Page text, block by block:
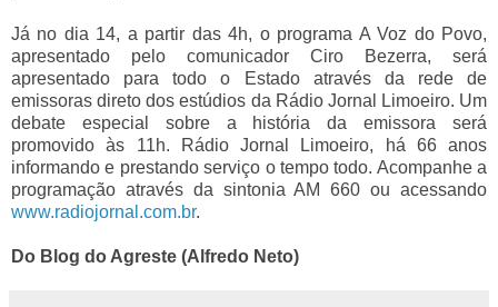
Já no dia 14, a partir das 4h, o programa A Voz do Povo,
apresentado pelo comunicador Ciro Bezerra, será
apresentado para todo o Estado através da rede de
emissoras direto dos estúdios da Rádio Jornal Limoeiro. Um
debate especial sobre a história da emissora será
promovido às 11h. Rádio Jornal Limoeiro, há 66 anos
informando e prestando serviço o tempo todo. Acompanhe a
programação através da sintonia AM 660 ou acessando
www.radiojornal.com.br.
Do Blog do Agreste (Alfredo Neto)